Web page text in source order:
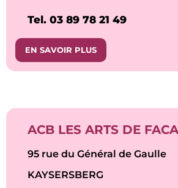
Tel. 03 89 78 21 49
EN SAVOIR PLUS
ACB LES ARTS DE
95 rue du Général de Gaulle
KAYSERSBERG